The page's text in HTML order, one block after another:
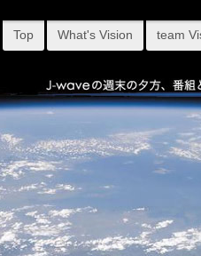
Top What's Vision team